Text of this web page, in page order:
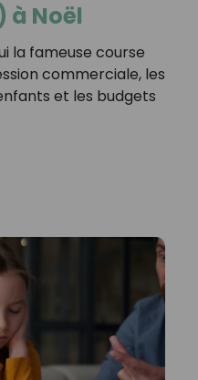
à Noël
la fameuse course
commerciale, les
et les budgets